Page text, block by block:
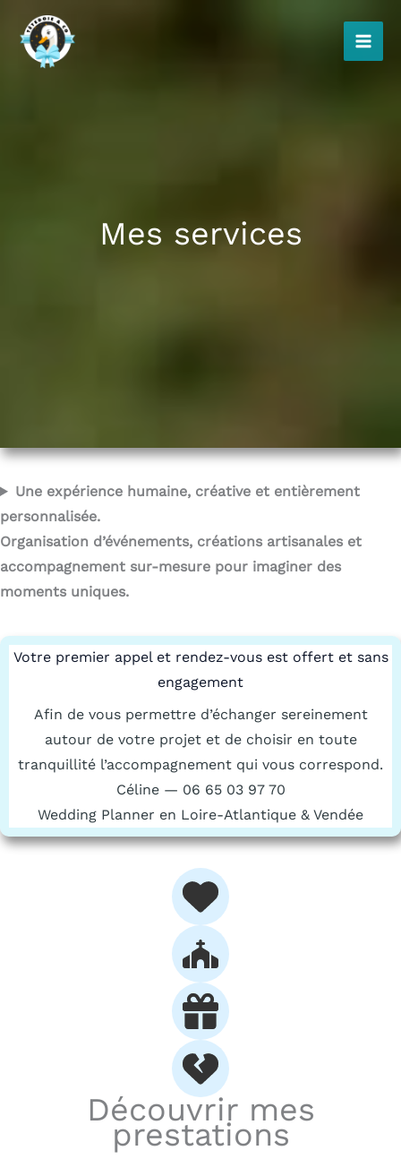
contenu
Mes services
Une expérience humaine, créative et entièrement
personnalisée.
Organisation d’événements, créations artisanales et
accompagnement sur-mesure pour imaginer des
moments uniques.
Votre premier appel et rendez-vous est offert et sans
engagement
Afin de vous permettre d’échanger sereinement
autour de votre projet et de choisir en toute
tranquillité l’accompagnement qui vous correspond.
Céline — 06 65 03 97 70
Wedding Planner en Loire-Atlantique & Vendée
Découvrir mes
prestations